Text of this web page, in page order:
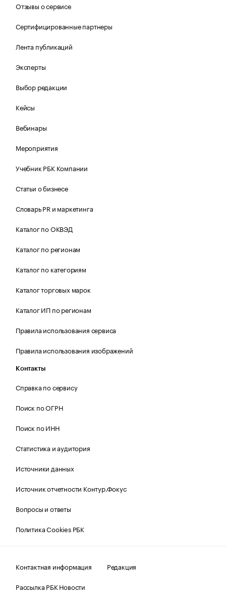
Отзывы о сервисе
Сертифицированные партнеры
Лента публикаций
Эксперты
Выбор редакции
Кейсы
Вебинары
Мероприятия
Учебник РБК Компании
Статьи о бизнесе
Словарь PR и маркетинга
Каталог по ОКВЭД
Каталог по регионам
Каталог по категориям
Каталог торговых марок
Каталог ИП по регионам
Правила использования сервиса
Правила использования изображений
Контакты
Справка по сервису
Поиск по ОГРН
Поиск по ИНН
Статистика и аудитория
Источники данных
Источник отчетности Контур.Фокус
Вопросы и ответы
Политика Cookies РБК
Контактная информация
Редакция
Рассылка РБК Новости